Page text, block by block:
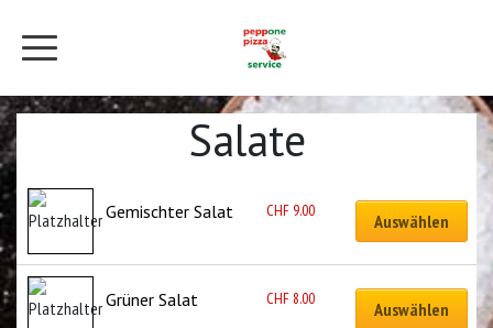
Salate
Gemischter Salat CHF 9.00 Auswählen
Grüner Salat CHF 8.00 Auswählen